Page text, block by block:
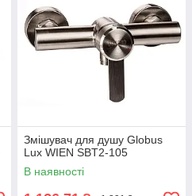
Змішувач для душу Globus
Lux WIEN SBT2-105
В наявності